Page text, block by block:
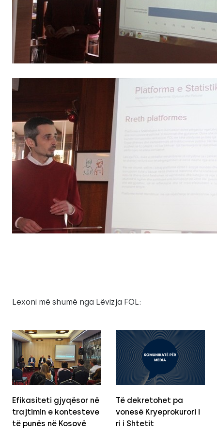
Lexoni më shumë nga Lëvizja FOL:
Efikasiteti gjyqësor në
trajtimin e kontesteve
të punës në Kosovë
Të dekretohet pa
vonesë Kryeprokurori i
ri i Shtetit